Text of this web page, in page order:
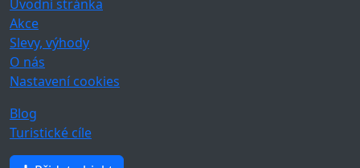
Úvodní stránka
Akce
Slevy, výhody
O nás
Nastavení cookies
Blog
Turistické cíle